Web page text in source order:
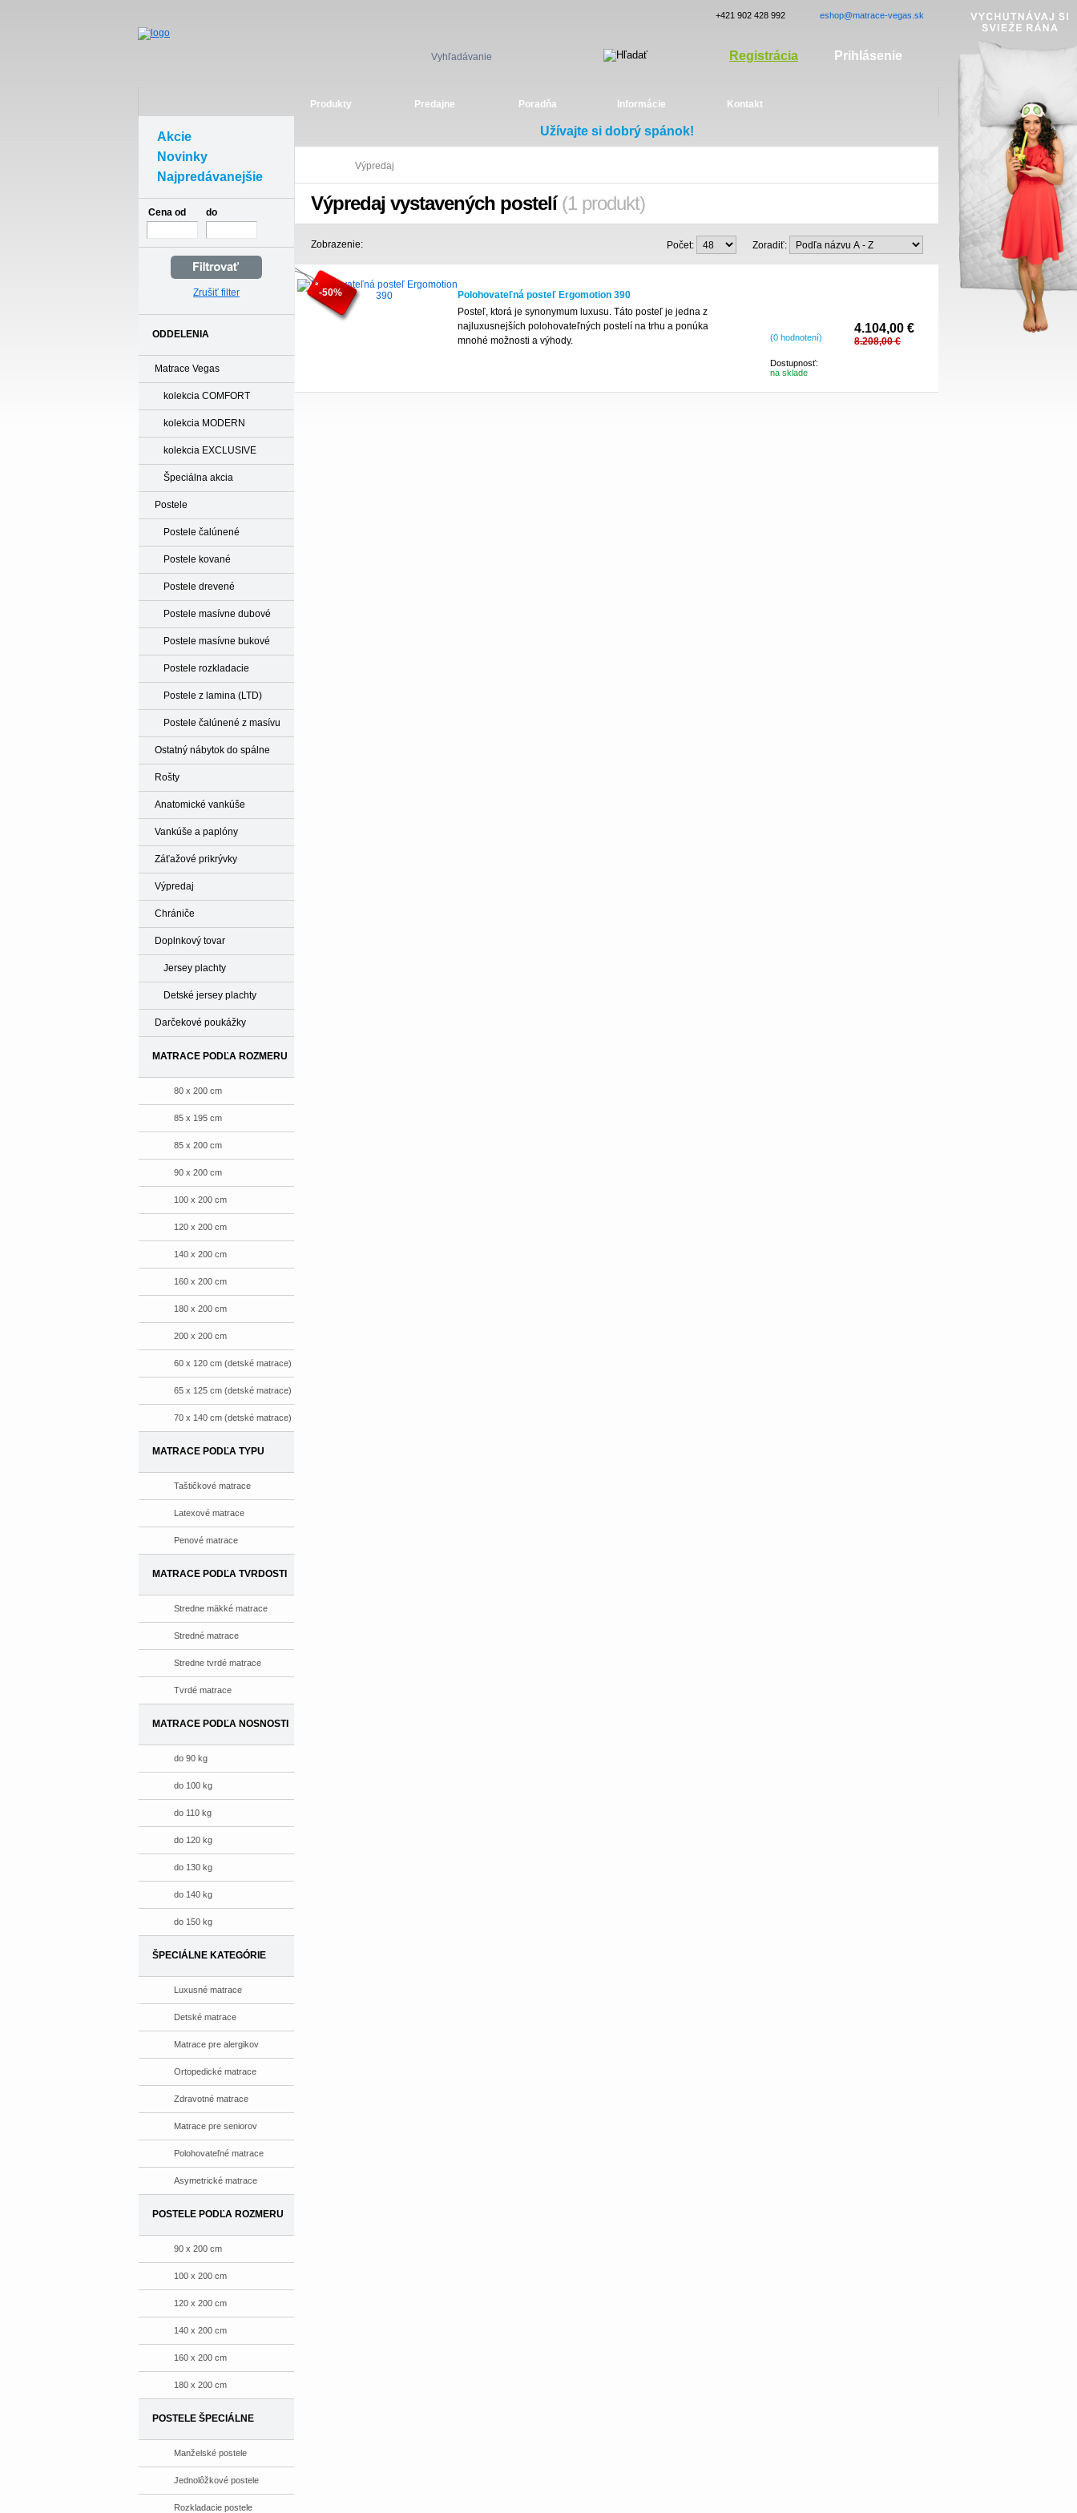
Užívajte si dobrý spánok!
Výpredaj
Výpredaj vystavených postelí(1 produkt)
Zobrazenie: Zoradiť:
Počet:
-50%
Polohovateľná posteľ Ergomotion 390
Posteľ, ktorá je synonymum luxusu. Táto posteľ je jedna z
najluxusnejších polohovateľných postelí na trhu a ponúka
mnohé možnosti a výhody.
(0 hodnotení)
Dostupnosť:
na sklade
4.104,00 €
8.208,00 €
Akcie
Novinky
Najpredávanejšie
Cena od do
Zrušiť filter
ODDELENIA
Matrace Vegas
kolekcia COMFORT
kolekcia MODERN
kolekcia EXCLUSIVE
Špeciálna akcia
Postele
Postele čalúnené
Postele kované
Postele drevené
Postele masívne dubové
Postele masívne bukové
Postele rozkladacie
Postele z lamina (LTD)
Postele čalúnené z masívu
Ostatný nábytok do spálne
Rošty
Anatomické vankúše
Vankúše a paplóny
Záťažové prikrývky
Výpredaj
Chrániče
Doplnkový tovar
Jersey plachty
Detské jersey plachty
Darčekové poukážky
MATRACE PODĽA ROZMERU
80 x 200 cm
85 x 195 cm
85 x 200 cm
90 x 200 cm
100 x 200 cm
120 x 200 cm
140 x 200 cm
160 x 200 cm
180 x 200 cm
200 x 200 cm
60 x 120 cm (detské matrace)
65 x 125 cm (detské matrace)
70 x 140 cm (detské matrace)
MATRACE PODĽA TYPU
Taštičkové matrace
Latexové matrace
Penové matrace
MATRACE PODĽA TVRDOSTI
Stredne mäkké matrace
Stredné matrace
Stredne tvrdé matrace
Tvrdé matrace
MATRACE PODĽA NOSNOSTI
do 90 kg
do 100 kg
do 110 kg
do 120 kg
do 130 kg
do 140 kg
do 150 kg
ŠPECIÁLNE KATEGÓRIE
Luxusné matrace
Detské matrace
Matrace pre alergikov
Ortopedické matrace
Zdravotné matrace
Matrace pre seniorov
Polohovateľné matrace
Asymetrické matrace
POSTELE PODĽA ROZMERU
90 x 200 cm
100 x 200 cm
120 x 200 cm
140 x 200 cm
160 x 200 cm
180 x 200 cm
POSTELE ŠPECIÁLNE
Manželské postele
Jednolôžkové postele
Rozkladacie postele
+421 902 428 992 eshop@matrace-vegas.sk
Vyhľadávanie Registrácia Prihlásenie
Produkty Predajne Poradňa Informácie Kontakt